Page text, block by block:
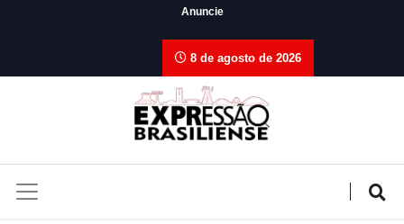
Anuncie
8 de agosto de 2026